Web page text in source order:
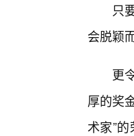
只
会脱颖
更
厚的奖
术家”